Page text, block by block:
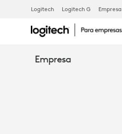
CÓMO
LOS
Logitech Logitech G Empresa
Empresa